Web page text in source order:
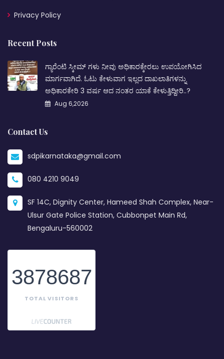
Privacy Policy
Recent Posts
ಗ್ಯಾರೆಂಟಿ ಸ್ಕೀಮ್ ಗಳು ನೀವು ಅಧಿಕಾರಕ್ಕೇರಲು ಉಪಯೋಗಿಸಿದ
ಮಾರ್ಗವಾಗಿದೆ. ಓಟು ಕೇಳುವಾಗ ಇಲ್ಲದ ದಾಖಲಾತಿಗಳನ್ನು
ಅಧಿಕಾರಕೇರಿ 3 ವರ್ಷ ಆದ ನಂತರ ಯಾಕೆ ಕೇಳುತ್ತಿದ್ದೀರಿ..?
Aug 6,2026
Contact Us
sdpikarnataka@gmail.com
080 4210 9049
SF 14C, Dignity Center, Hameed Shah Complex, Near-
Ulsur Gate Police Station, Cubbonpet Main Rd,
Bengaluru-560002
3878687
TOTAL VISITORS